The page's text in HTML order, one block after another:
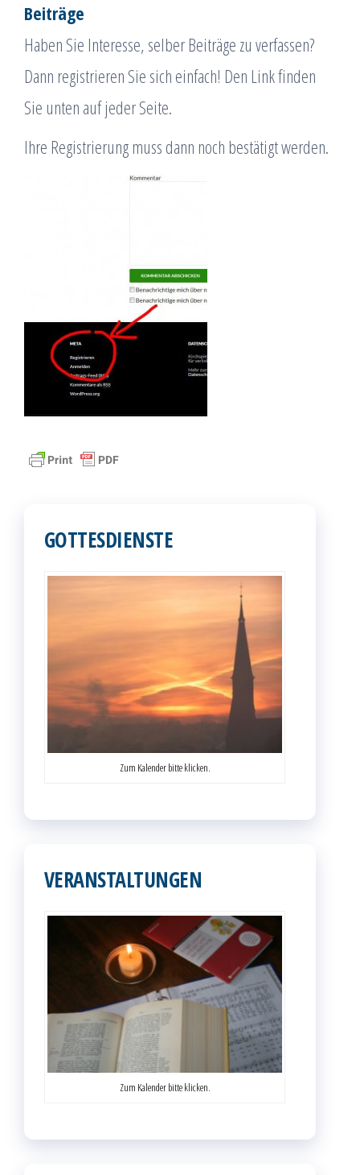
Beiträge
Haben Sie Interesse, selber Beiträge zu verfassen?
Dann registrieren Sie sich einfach! Den Link finden
Sie unten auf jeder Seite.
Ihre Registrierung muss dann noch bestätigt werden.
GOTTESDIENSTE
Zum Kalender bitte klicken.
VERANSTALTUNGEN
Zum Kalender bitte klicken.